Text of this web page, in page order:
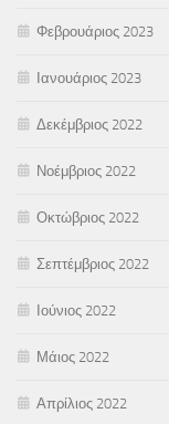
Φεβρουάριος 2023
Ιανουάριος 2023
Δεκέμβριος 2022
Νοέμβριος 2022
Οκτώβριος 2022
Σεπτέμβριος 2022
Ιούνιος 2022
Μάιος 2022
Απρίλιος 2022